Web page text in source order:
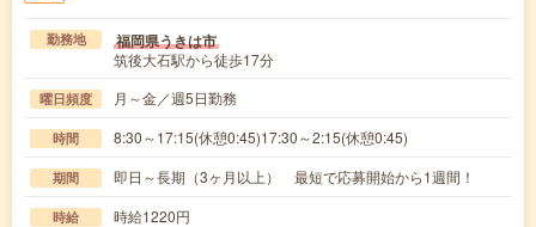
勤務地 福岡県うきは市
筑後大石駅から徒歩17分
曜日頻度 月～金／週5日勤務
時間 8:30～17:15(休憩0:45)17:30～2:15(休憩0:45)
期間 即日～長期（3ヶ月以上） 最短で応募開始から1週間！
時給 時給1220円